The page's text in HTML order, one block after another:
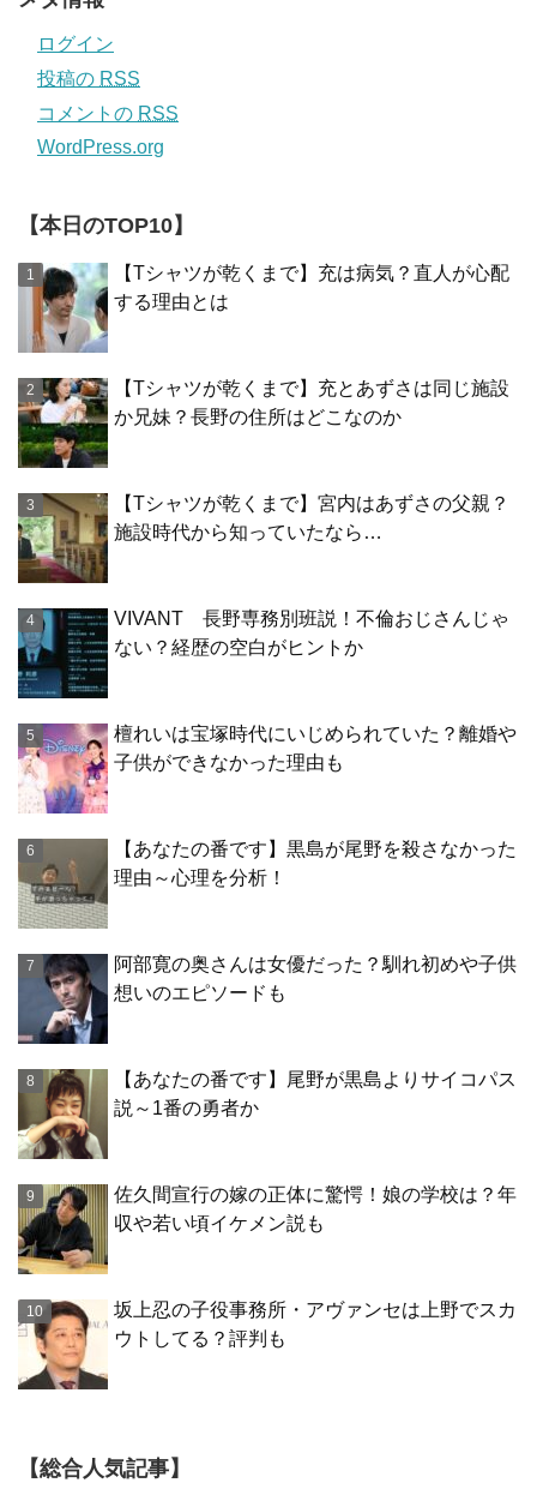
ログイン
投稿の RSS
コメントの RSS
WordPress.org
【本日のTOP10】
【Tシャツが乾くまで】充は病気？直人が心配
する理由とは
【Tシャツが乾くまで】充とあずさは同じ施設
か兄妹？長野の住所はどこなのか
【Tシャツが乾くまで】宮内はあずさの父親？
施設時代から知っていたなら…
VIVANT 長野専務別班説！不倫おじさんじゃ
ない？経歴の空白がヒントか
檀れいは宝塚時代にいじめられていた？離婚や
子供ができなかった理由も
【あなたの番です】黒島が尾野を殺さなかった
理由～心理を分析！
阿部寛の奥さんは女優だった？馴れ初めや子供
想いのエピソードも
【あなたの番です】尾野が黒島よりサイコパス
説～1番の勇者か
佐久間宣行の嫁の正体に驚愕！娘の学校は？年
収や若い頃イケメン説も
坂上忍の子役事務所・アヴァンセは上野でスカ
ウトしてる？評判も
【総合人気記事】